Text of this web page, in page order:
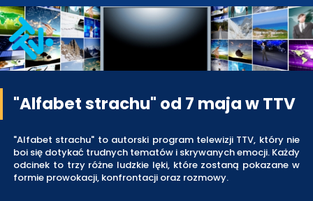
"Alfabet strachu" od 7 maja w TTV
"Alfabet strachu" to autorski program telewizji TTV, który nie
boi się dotykać trudnych tematów i skrywanych emocji. Każdy
odcinek to trzy różne ludzkie lęki, które zostaną pokazane w
formie prowokacji, konfrontacji oraz rozmowy.